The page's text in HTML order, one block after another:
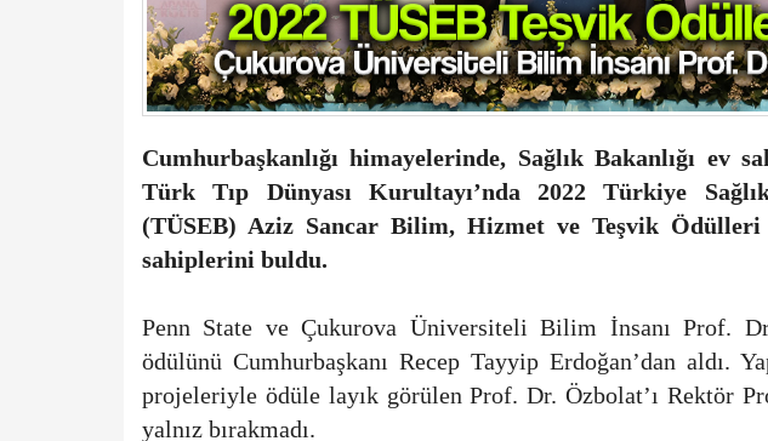
Cumhurbaşkanlığı himayelerinde, Sağlık Bakanlığı ev
Türk Tıp Dünyası Kurultayı’nda 2022 Türkiye
(TÜSEB) Aziz Sancar Bilim, Hizmet ve Teşvik
sahiplerini buldu.
Penn State ve Çukurova Üniversiteli Bilim İnsanı Prof.
ödülünü Cumhurbaşkanı Recep Tayyip Erdoğan’dan aldı.
projeleriyle ödüle layık görülen Prof. Dr. Özbolat’ı Rektör
yalnız bırakmadı.